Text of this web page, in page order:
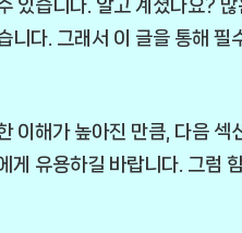
있습니다. 알고 계셨나요?
니다. 그래서 이 글을 통해
이해가 높아진 만큼, 다음 섹
게 유용하길 바랍니다. 그럼